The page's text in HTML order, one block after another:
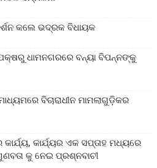
କଲେ ଭଦ୍ରକ ବିଧାୟକ
ଧାମନଗରରେ ବନ୍ୟା ବିପନ୍ନଙ୍କୁ
ବିଚାରାଧୀନ ମାମଲାଗୁଡ଼ିକର
କାର୍ଯ୍ୟର ଏକ ସପ୍ତାହ ମଧ୍ୟରେ
କୁ ନେଇ ପ୍ରଶ୍ନବାଚୀ